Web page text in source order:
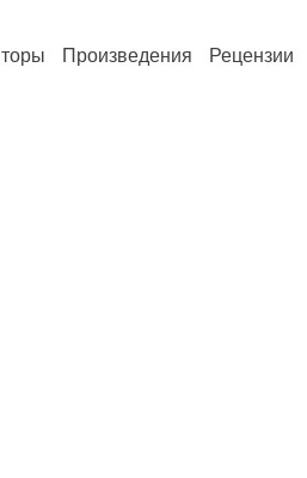
Произведения Рецензии